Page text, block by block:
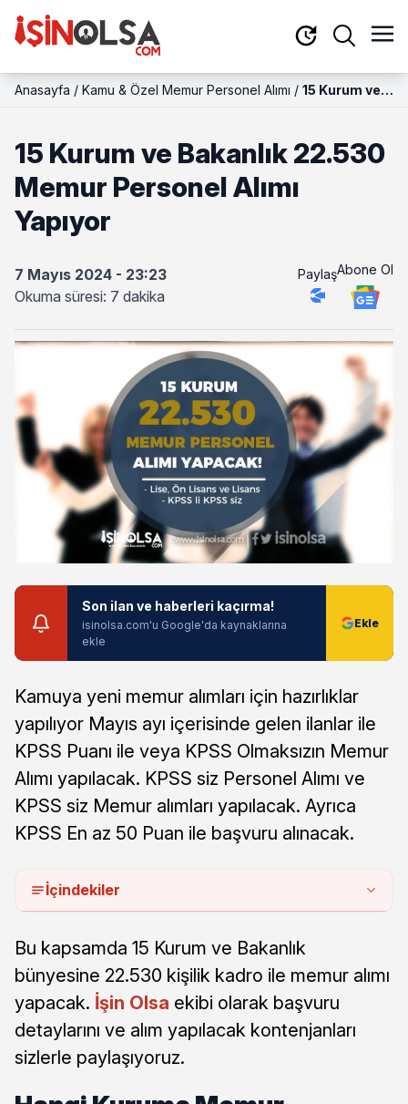
Anasayfa / Kamu & Özel Memur Personel Alımı / 15 Kurum ve
Memur
Personel
15 Kurum ve Bakanlık 22.530
Memur Personel Alımı
Yapıyor
7 Mayıs 2024 - 23:23
Okuma süresi: 7 dakika
PaylaşAbone Ol
Son ilan ve haberleri kaçırma!
isinolsa.com'u Google'da kaynaklarına
ekle
Kamuya yeni memur alımları için hazırlıklar
yapılıyor Mayıs ayı içerisinde gelen ilanlar ile
KPSS Puanı ile veya KPSS Olmaksızın Memur
Alımı yapılacak. KPSS siz Personel Alımı ve
KPSS siz Memur alımları yapılacak. Ayrıca
KPSS En az 50 Puan ile başvuru alınacak.
İçindekiler
Bu kapsamda 15 Kurum ve Bakanlık
bünyesine 22.530 kişilik kadro ile memur alımı
yapacak. İşin Olsa ekibi olarak başvuru
detaylarını ve alım yapılacak kontenjanları
sizlerle paylaşıyoruz.